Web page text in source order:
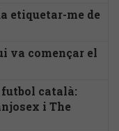
etiquetar-me de
va començar el
català:
i The